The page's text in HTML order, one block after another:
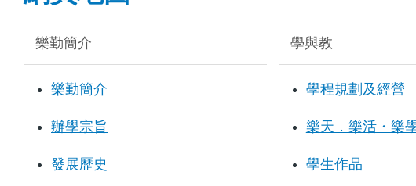
樂勤簡介
樂勤簡介
辦學宗旨
發展歷史
學與教
學程規劃及經營
樂天．樂活・樂
學生作品